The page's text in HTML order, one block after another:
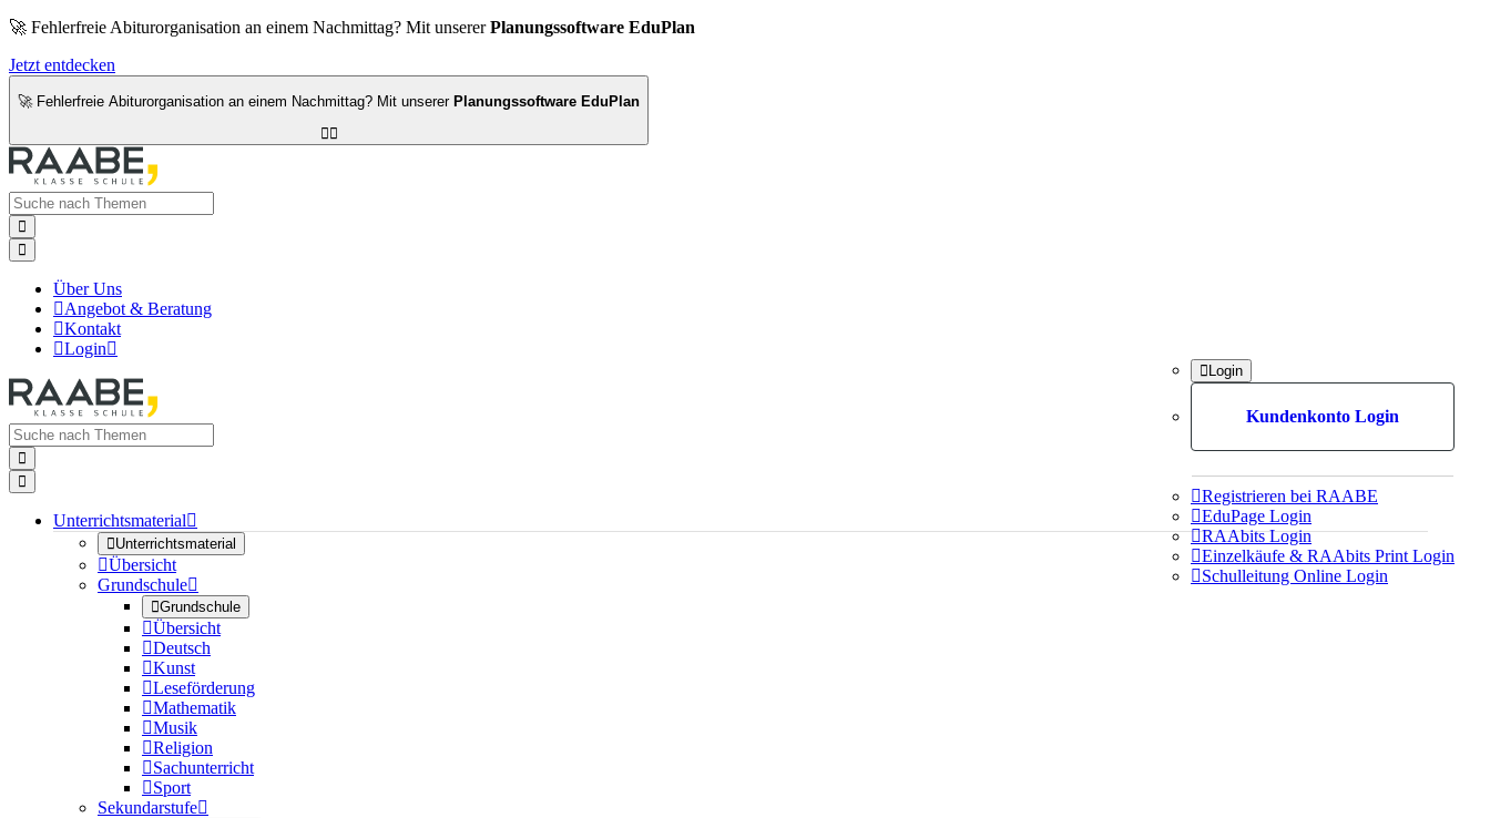
🚀 Fehlerfreie Abiturorganisation an einem Nachmittag? Mit unsererPlanungssoftware EduPlan
Jetzt entdecken
🚀 Fehlerfreie Abiturorganisation an einem Nachmittag? Mit unserer Planungssoftware EduPlan



Über Uns
Angebot & Beratung
Kontakt
Login
Login
Kundenkonto Login
Registrieren bei RAABE
EduPage Login
RAAbits Login
Einzelkäufe & RAAbits Print Login
Schulleitung Online Login


Unterrichtsmaterial
Unterrichtsmaterial
Übersicht
Grundschule
Grundschule
Übersicht
Deutsch
Kunst
Leseförderung
Mathematik
Musik
Religion
Sachunterricht
Sport
Sekundarstufe